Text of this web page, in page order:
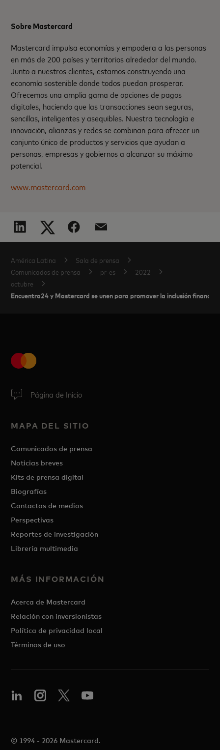
Sobre Mastercard
Mastercard impulsa economías y empodera a las personas
en más de 200 países y territorios alrededor del mundo.
Junto a nuestros clientes, estamos construyendo una
economía sostenible donde todos puedan prosperar.
Ofrecemos una amplia gama de opciones de pagos
digitales, haciendo que las transacciones sean seguras,
sencillas, inteligentes y asequibles. Nuestra tecnología e
innovación, alianzas y redes se combinan para ofrecer un
conjunto único de productos y servicios que ayudan a
personas, empresas y gobiernos a alcanzar su máximo
potencial.
www.mastercard.com
América Latina
Sala de prensa
Comunicados de prensa
pr-es
2022
octubre
Encuentra24 y Mastercard se unen para promover la inclusión
Página de Inicio
MAPA DEL SITIO
Comunicados de prensa
Noticias breves
Kits de prensa digital
Biografías
Contactos de medios
Perspectivas
Reportes de investigación
Librería multimedia
MÁS INFORMACIÓN
Acerca de Mastercard
Relación con inversionistas
Política de privacidad local
Términos de uso
© 1994 - 2026 Mastercard.